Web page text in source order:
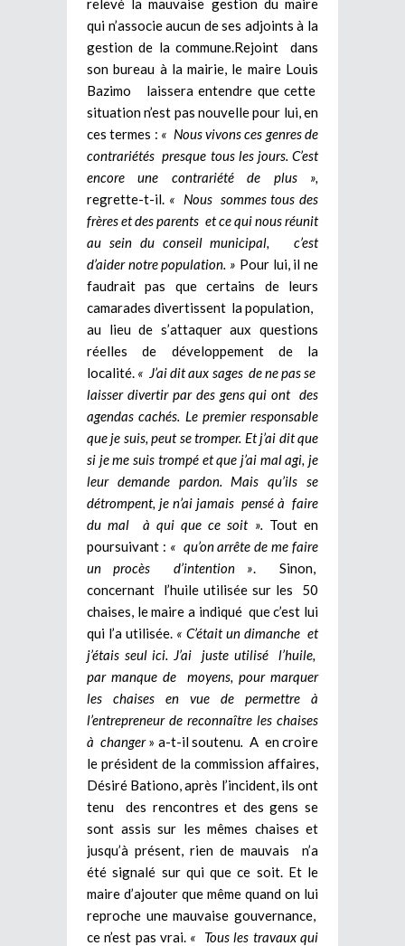
qui n’associe aucun de ses adjoints à la
gestion de la commune.Rejoint dans
son bureau à la mairie, le maire Louis
Bazimo laissera entendre que cette
situation n’est pas nouvelle pour lui, en
ces termes : « Nous vivons ces genres de
contrariétés presque tous les jours. C’est
encore une contrariété de plus »,
regrette-t-il. « Nous sommes tous des
frères et des parents et ce qui nous réunit
au sein du conseil municipal, c’est
d’aider notre population. » Pour lui, il ne
faudrait pas que certains de leurs
camarades divertissent la population,
au lieu de s’attaquer aux questions
réelles de développement de la
localité. « J’ai dit aux sages de ne pas se
laisser divertir par des gens qui ont des
agendas cachés. Le premier responsable
que je suis, peut se tromper. Et j’ai dit que
si je me suis trompé et que j’ai mal agi, je
leur demande pardon. Mais qu’ils se
détrompent, je n’ai jamais pensé à faire
du mal à qui que ce soit ».
Tout en
poursuivant : « qu’on arrête de me faire
un procès d’intention » . Sinon,
concernant l’huile utilisée sur les 50
chaises, le maire a indiqué que c’est lui
qui l’a utilisée. « C’était un dimanche et
j’étais seul ici. J’ai juste utilisé l’huile,
par manque de moyens, pour marquer
les chaises en vue de permettre à
l’entrepreneur de reconnaître les chaises
à changer» a-t-il soutenu
A en croire
le président de la commission affaires,
Désiré Bationo, après l’incident, ils ont
tenu des rencontres et des gens se
sont assis sur les mêmes chaises et
jusqu’à présent, rien de mauvais n’a
été signalé sur qui que ce soit. Et le
maire d’ajouter que même quand on lui
reproche une mauvaise gouvernance,
ce n’est pas vrai. « Tous les travaux qui